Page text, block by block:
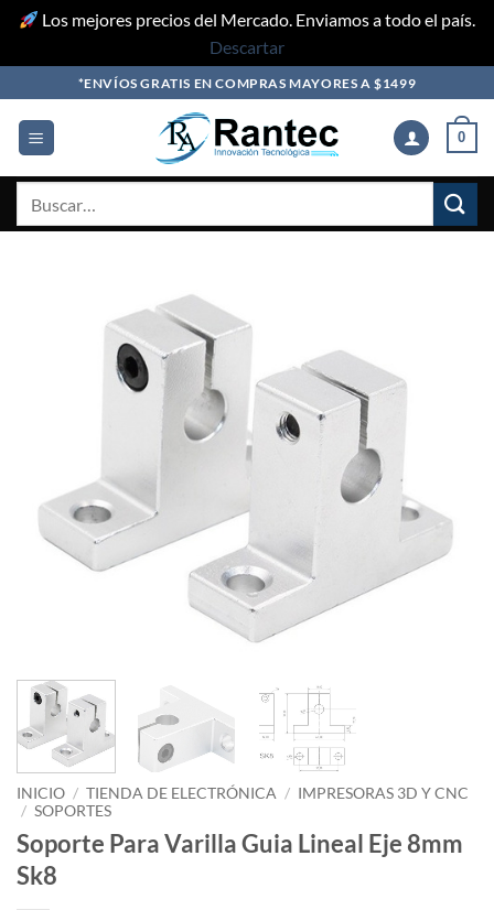
Los mejores precios del Mercado. Enviamos a todo el país.
Descartar
to
content
*ENVÍOS GRATIS EN COMPRAS MAYORES A $1499
0
INICIO / TIENDA DE ELECTRÓNICA / IMPRESORAS 3D Y CNC
/ SOPORTES
Soporte Para Varilla Guia Lineal Eje 8mm
Sk8